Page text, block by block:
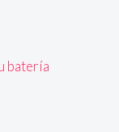
batería